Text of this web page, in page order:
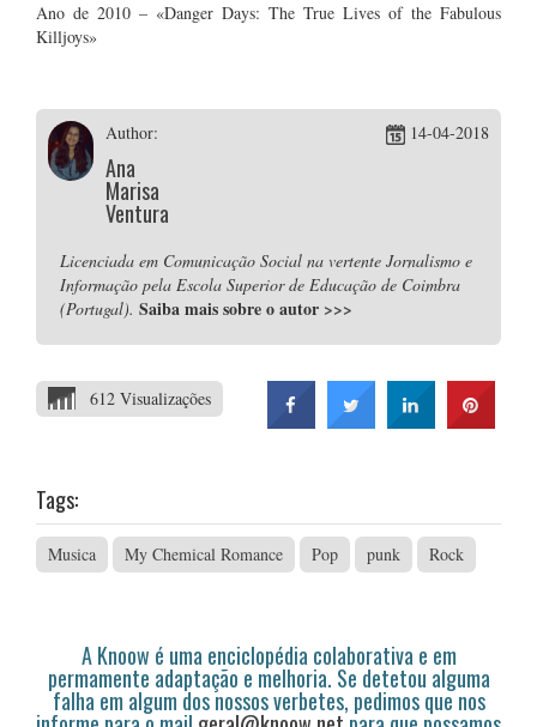
Ano de 2010 – «Danger Days: The True Lives of the Fabulous
Killjoys»
Author:
Ana
Marisa
Ventura
14-04-2018
Licenciada em Comunicação Social na vertente Jornalismo e
Informação pela Escola Superior de Educação de Coimbra
(Portugal). Saiba mais sobre o autor >>>
612 Visualizações
Tags:
Musica My Chemical Romance Pop punk Rock
A Knoow é uma enciclopédia colaborativa e em
permamente adaptação e melhoria. Se detetou alguma
falha em algum dos nossos verbetes, pedimos que nos